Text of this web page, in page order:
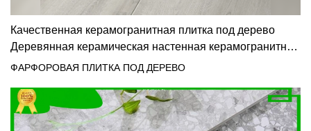
Качественная керамогранитная плитка под дерево
Деревянная керамическая настенная керамогранитная
плитка Производитель | МоКо Поверхности& Керамика
ФАРФОРОВАЯ ПЛИТКА ПОД ДЕРЕВО